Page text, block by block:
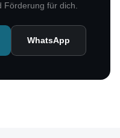
für dich.
WhatsApp